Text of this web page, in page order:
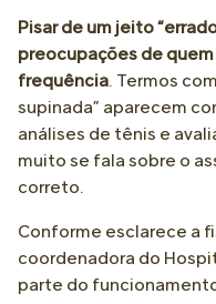
Pisar de um jeito
preocupações de
frequência. Termos
supinada” aparecem
análises de tênis e
muito se fala sobre o
correto.
Conforme esclarece a
coordenadora do
parte do